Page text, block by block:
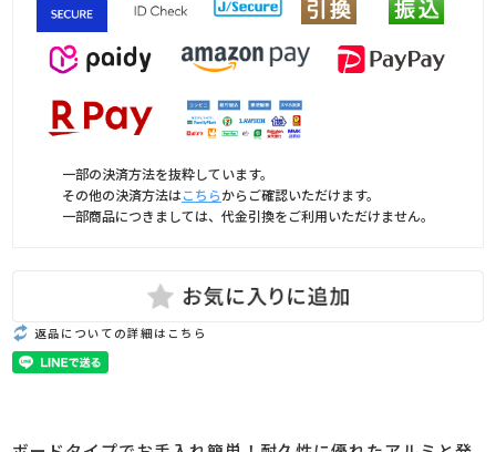
一部の決済方法を抜粋しています。
その他の決済方法はこちらからご確認いただけます。
一部商品につきましては、代金引換をご利用いただけません。
返品についての詳細はこちら